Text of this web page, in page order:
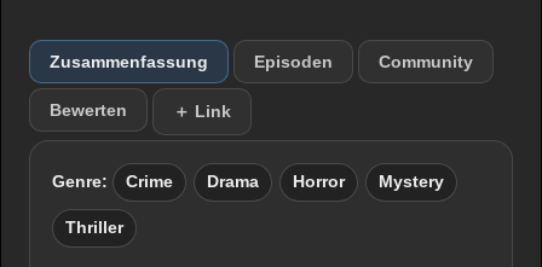
Zusammenfassung Episoden Community
Bewerten ＋ Link
Genre: Crime Drama Horror Mystery
Thriller